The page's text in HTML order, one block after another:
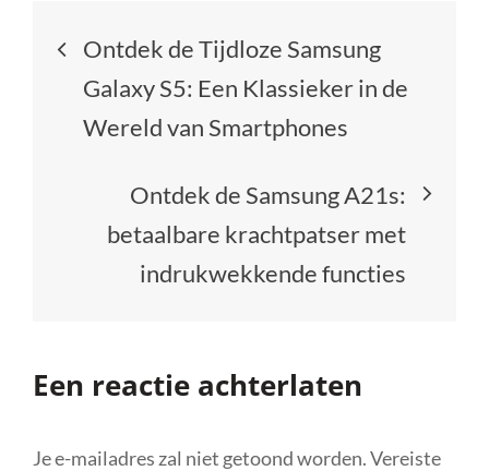
Berichtnavigatie
Ontdek de Tijdloze Samsung
Galaxy S5: Een Klassieker in de
Wereld van Smartphones
Ontdek de Samsung A21s:
betaalbare krachtpatser met
indrukwekkende functies
Een reactie achterlaten
Je e-mailadres zal niet getoond worden.Vereiste